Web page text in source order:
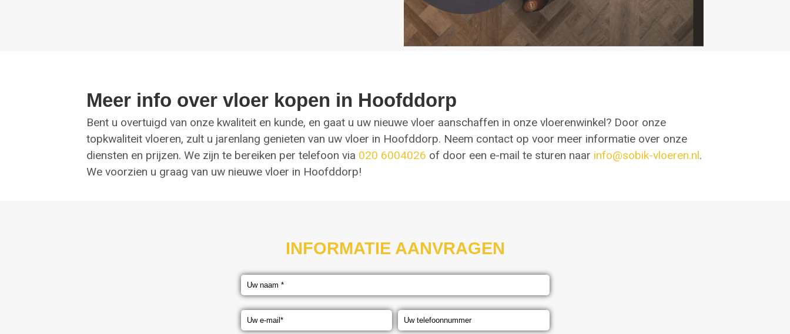
Meer info over vloer kopen in Hoofddorp
Bent u overtuigd van onze kwaliteit en kunde, en gaat u uw nieuwe vloer aanschaffen in onze vloerenwinkel? Door onze
topkwaliteit vloeren, zult u jarenlang genieten van uw vloer in Hoofddorp. Neem contact op voor meer informatie over onze
diensten en prijzen. We zijn te bereiken per telefoon via 020 6004026 of door een e-mail te sturen naar info@sobik-vloeren.nl.
We voorzien u graag van uw nieuwe vloer in Hoofddorp!
INFORMATIE AANVRAGEN